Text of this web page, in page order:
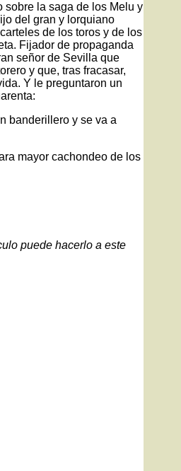
sobre la saga de los Melu y
del gran y lorquiano
de los toros y de los
Fijador de propaganda
señor de Sevilla que
y que, tras fracasar,
Y le preguntaron un
banderillero y se va a
mayor cachondeo de los
puede hacerlo a este